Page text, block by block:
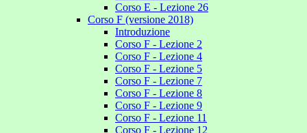
Corso E - Lezione 26
Corso F (versione 2018)
Introduzione
Corso F - Lezione 2
Corso F - Lezione 4
Corso F - Lezione 5
Corso F - Lezione 7
Corso F - Lezione 8
Corso F - Lezione 9
Corso F - Lezione 11
Corso F - Lezione 12